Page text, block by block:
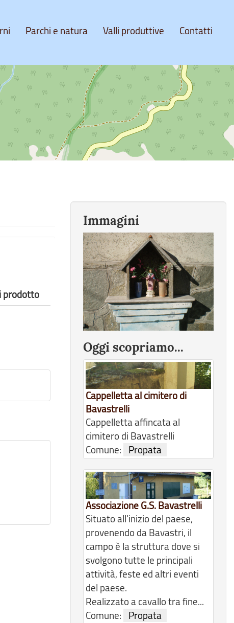
Parchi e natura Valli produttive Contatti
prodotto
Immagini
Oggi scopriamo...
Cappelletta al cimitero di
Bavastrelli
Cappelletta affincata al
cimitero di Bavastrelli
Comune:
Propata
Associazione G.S. Bavastrelli
Situato all'inizio del paese,
provenendo da Bavastri, il
campo è la struttura dove si
svolgono tutte le principali
attività, feste ed altri eventi
del paese.
Realizzato a cavallo tra fine...
Comune:
Propata